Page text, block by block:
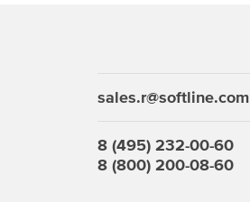
sales.r@softline.com
8 (495) 232-00-60
8 (800) 200-08-60